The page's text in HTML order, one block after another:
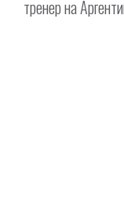
тренер на